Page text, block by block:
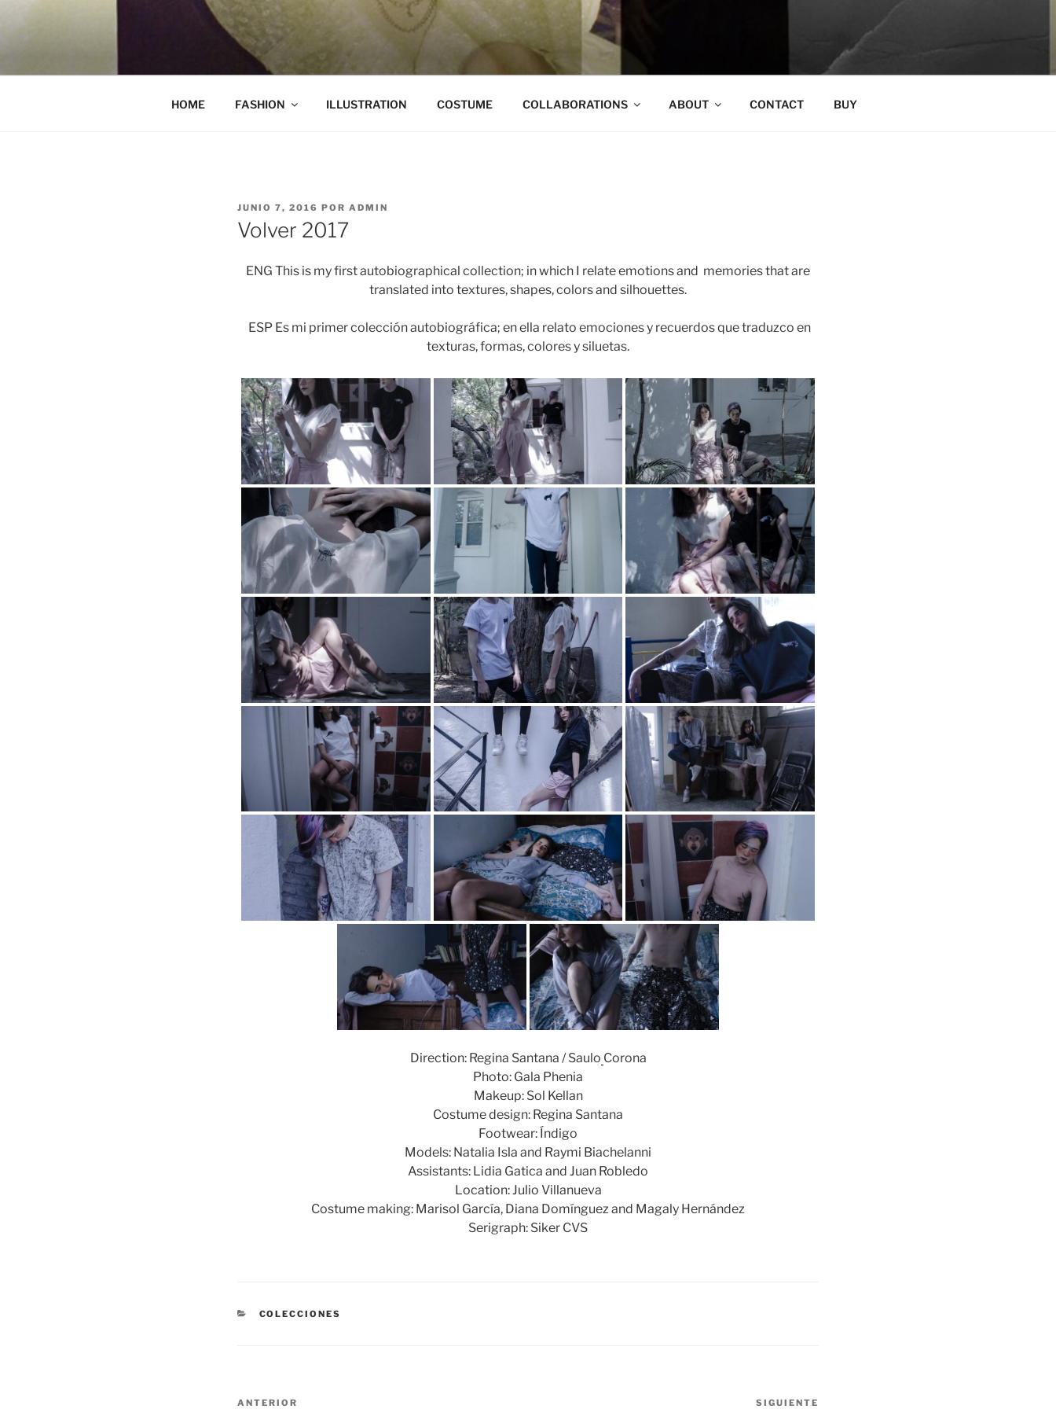
REGINA SANTANA
HOME FASHION ILLUSTRATION COSTUME COLLABORATIONS ABOUT CONTACT BUY
PUBLICADO
EL
JUNIO 7, 2016 POR ADMIN
Volver 2017
ENG This is my first autobiographical collection; in which I relate emotions and memories that are
translated into textures, shapes, colors and silhouettes.
ESP Es mi primer colección autobiográfica; en ella relato emociones y recuerdos que traduzco en
texturas, formas, colores y siluetas.
Direction: Regina Santana / Saulo Corona
Photo: Gala Phenia
Makeup: Sol Kellan
Costume design: Regina Santana
Footwear: Índigo
Models: Natalia Isla and Raymi Biachelanni
Assistants: Lidia Gatica and Juan Robledo
Location: Julio Villanueva
Costume making: Marisol García, Diana Domínguez and Magaly Hernández
Serigraph: Siker CVS
CATEGORÍAS
COLECCIONES
Navegación
Entrada
ANTERIOR SIGUIENTE